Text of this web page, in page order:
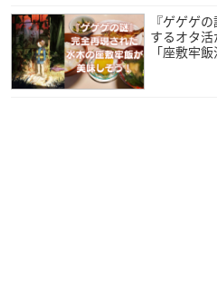
『ゲゲゲ
するオタ
「座敷牢